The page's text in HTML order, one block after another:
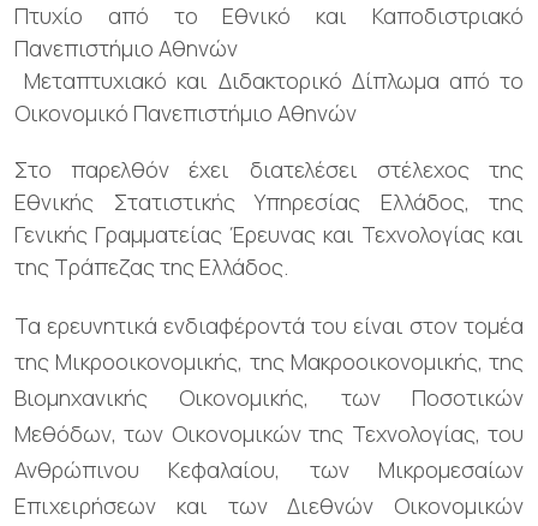
Πτυχίο από το Εθνικό και Καποδιστριακό
Πανεπιστήμιο Αθηνών
Μεταπτυχιακό και Διδακτορικό Δίπλωμα από το
Οικονομικό Πανεπιστήμιο Αθηνών
Στο παρελθόν έχει διατελέσει στέλεχος της
Εθνικής Στατιστικής Υπηρεσίας Ελλάδος, της
Γενικής Γραμματείας Έρευνας και Τεχνολογίας και
της Τράπεζας της Ελλάδος.
Τα ερευνητικά ενδιαφέροντά του είναι στον τομέα
της Μικροοικονομικής, της Μακροοικονομικής, της
Βιομηχανικής Οικονομικής, των Ποσοτικών
Μεθόδων, των Οικονομικών της Τεχνολογίας, του
Ανθρώπινου Κεφαλαίου, των Μικρομεσαίων
Επιχειρήσεων και των Διεθνών Οικονομικών